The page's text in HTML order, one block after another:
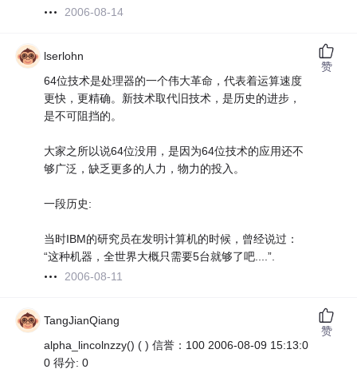
2006-08-14
lserlohn
64位技术是处理器的一个伟大革命，代表着运算速度
更快，更精确。新技术取代旧技术，是历史的进步，
是不可阻挡的。
大家之所以说64位没用，是因为64位技术的应用还不
够广泛，缺乏更多的人力，物力的投入。
一段历史:
当时IBM的研究员在发明计算机的时候，曾经说过：
“这种机器，全世界大概只需要5台就够了吧....”.
2006-08-11
赞
TangJianQiang
alpha_lincolnzzy() ( ) 信誉：100 2006-08-09 15:13:0
0 得分: 0
赞